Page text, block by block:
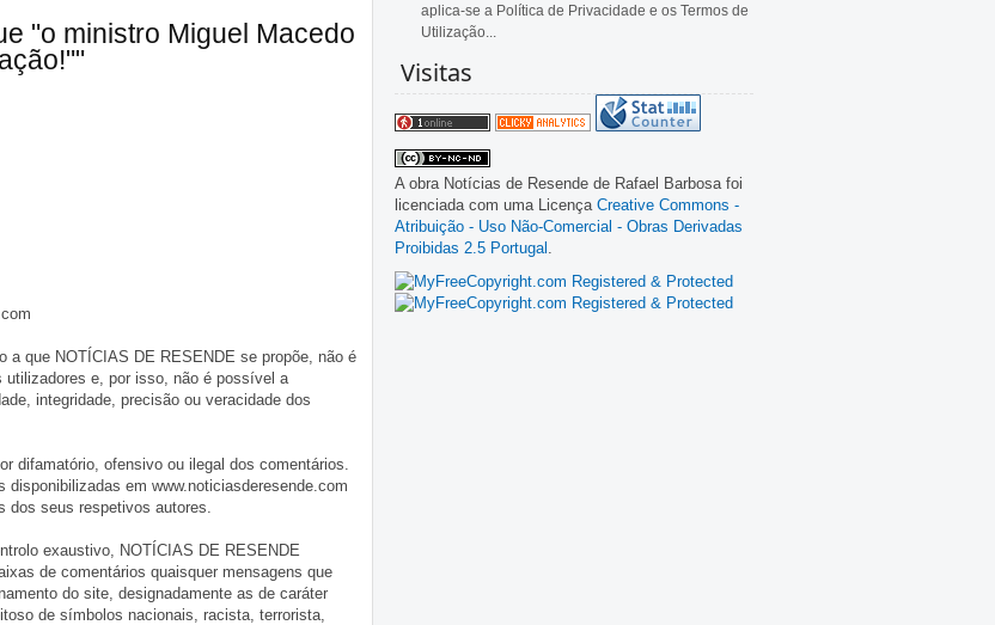
"o ministro Miguel Macedo
a que NOTÍCIAS DE RESENDE se propõe, não é
e, por isso, não é possível a
integridade, precisão ou veracidade dos
difamatório, ofensivo ou ilegal dos comentários.
em www.noticiasderesende.com
dos seus respetivos autores.
exaustivo, NOTÍCIAS DE RESENDE
de comentários quaisquer mensagens que
do site, designadamente as de caráter
de símbolos nacionais, racista, terrorista,
aplica-se a Política de Privacidade e os Termos de
Utilização...
Visitas
A obra Notícias de Resende de Rafael Barbosa foi
licenciada com uma Licença Creative Commons -
Atribuição - Uso Não-Comercial - Obras Derivadas
Proibidas 2.5 Portugal